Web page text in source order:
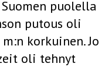
puolella
putous oli
korkuinen. Jo
oli tehnyt